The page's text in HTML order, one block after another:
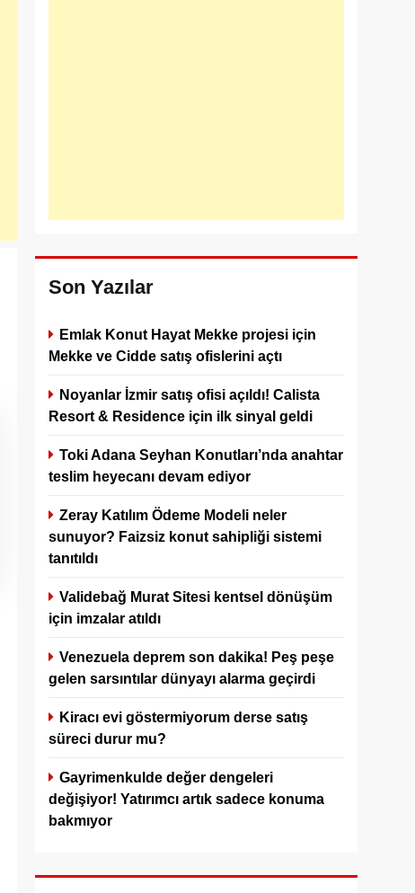
Son Yazılar
Emlak Konut Hayat Mekke projesi için
Mekke ve Cidde satış ofislerini açtı
Noyanlar İzmir satış ofisi açıldı! Calista
Resort & Residence için ilk sinyal geldi
Toki Adana Seyhan Konutları’nda anahtar
teslim heyecanı devam ediyor
Zeray Katılım Ödeme Modeli neler
sunuyor? Faizsiz konut sahipliği sistemi
tanıtıldı
Validebağ Murat Sitesi kentsel dönüşüm
için imzalar atıldı
Venezuela deprem son dakika! Peş peşe
gelen sarsıntılar dünyayı alarma geçirdi
Kiracı evi göstermiyorum derse satış
süreci durur mu?
Gayrimenkulde değer dengeleri
değişiyor! Yatırımcı artık sadece konuma
bakmıyor